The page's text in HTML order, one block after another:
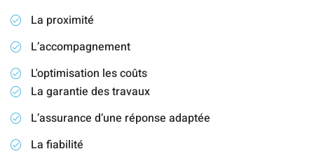
La proximité
L’accompagnement
L'optimisation les coûts
La garantie des travaux
L’assurance d’une réponse adaptée
La fiabilité